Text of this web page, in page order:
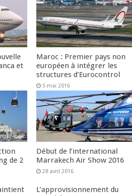
et
Maroc : Premier pays non
européen à intégrer les
structures d’Eurocontrol
5 mai 2016
de 2
Début de l’international
Marrakech Air Show 2016
28 avril 2016
L’approvisionnement du